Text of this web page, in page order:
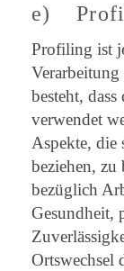
e)
Profiling ist
Verarbeitung
besteht, dass
verwendet
Aspekte, die
beziehen, zu
bezüglich
Gesundheit,
Ortswechsel